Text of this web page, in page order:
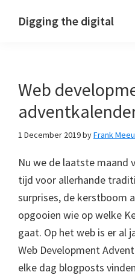
Digging the digital
Web
1 December 2019byFrank
Nu we de laatste maand
tijd voor allerhande
surprises, de kerstboom
opgooien wie op welke
gaat. Op het web is er al
Web Development
elke dag blogposts